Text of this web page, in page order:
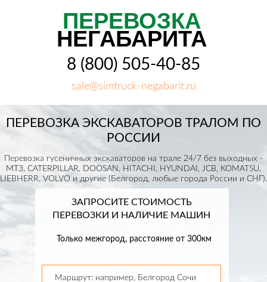
ПЕРЕВОЗКА
НЕГАБАРИТА
8 (800) 505-40-85
sale@simtruck-negabarit.ru
ПЕРЕВОЗКА ЭКСКАВАТОРОВ ТРАЛОМ ПО
РОССИИ
Перевозка гусеничных экскаваторов на трале 24/7 без выходных -
МТЗ, CATERPILLAR, DOOSAN, HITACHI, HYUNDAI, JCB, KOMATSU,
LIEBHERR, VOLVO и другие (Белгород, любые города России и СНГ).
ЗАПРОСИТЕ СТОИМОСТЬ
ПЕРЕВОЗКИ И НАЛИЧИЕ МАШИН
Только межгород, расстояние от 300км
Маршрут: например, Белгород Сочи